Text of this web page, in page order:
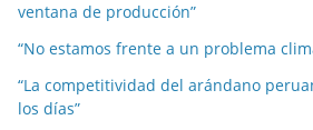
ventana de producción”
“No estamos frente a un problema
“La competitividad del arándano
los días”